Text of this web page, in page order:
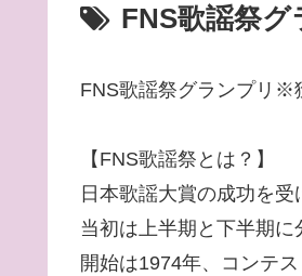
FNS歌謡祭グ
FNS歌謡祭グランプリ※
【FNS歌謡祭とは？】
日本歌謡大賞の成功を受
当初は上半期と下半期に
開始は1974年、コンテ